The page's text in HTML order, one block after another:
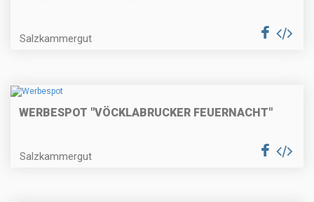
Salzkammergut
WERBESPOT "VÖCKLABRUCKER FEUERNACHT"
Salzkammergut